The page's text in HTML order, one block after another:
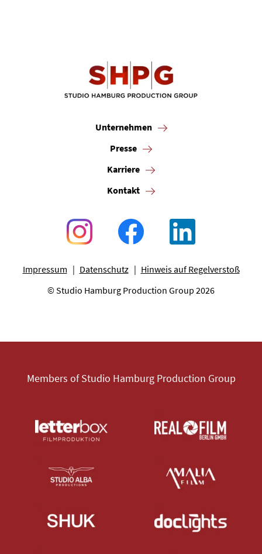
Unternehmen
Presse
Karriere
Kontakt
Impressum Datenschutz
Hinweis auf Regelverstoß
© Studio Hamburg Production Group 2026
Members of Studio Hamburg Production Group